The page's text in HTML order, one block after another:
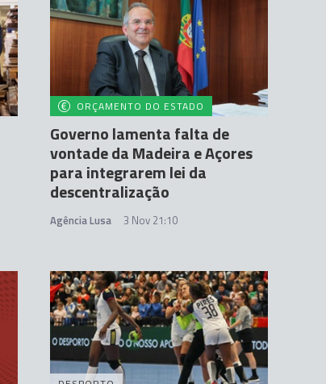
ORÇAMENTO DO ESTADO
Governo lamenta falta de
vontade da Madeira e Açores
para integrarem lei da
descentralização
Agência Lusa 3 Nov 21:10